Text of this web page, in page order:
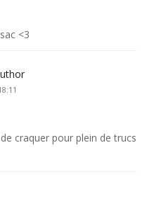
<3
de craquer pour plein de trucs